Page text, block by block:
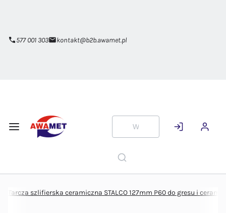
577 001 303
kontakt@b2b.awamet.pl
Tarcza szlifierska ceramiczna STALCO 127mm P60 do gresu i